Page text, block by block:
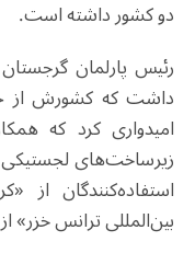
دو کشور داشته است.
رئیس پارلمان گرجستان
داشت که کشورش از
امیدواری کرد که
زیرساخت‌های
استفاده‌کنندگان از
بین‌المللی ترانس خزر»